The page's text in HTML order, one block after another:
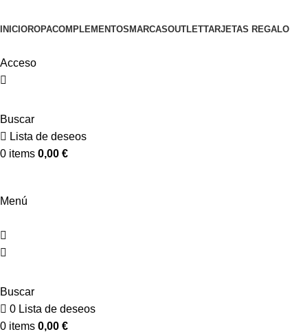
INICIOROPACOMPLEMENTOS MARCASOUTLETTARJETAS REGALO
Acceso
Buscar
Lista de deseos
0 items 0,00 €
Menú
Buscar
0 Lista de deseos
0 items 0,00 €